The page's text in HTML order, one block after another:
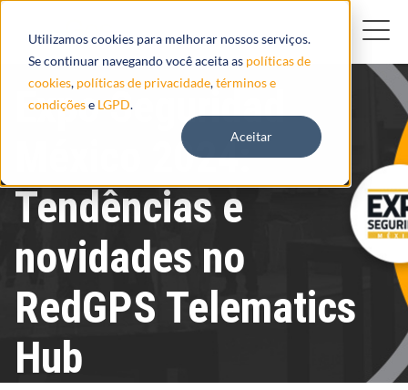
Utilizamos cookies para melhorar nossos serviços.
Se continuar navegando você aceita as políticas de
cookies, políticas de privacidade,términos e
condiçõese LGPD.
Aceitar
Expo Seguridad
México 2024:
Tendências e
novidades no
RedGPS Telematics
Hub